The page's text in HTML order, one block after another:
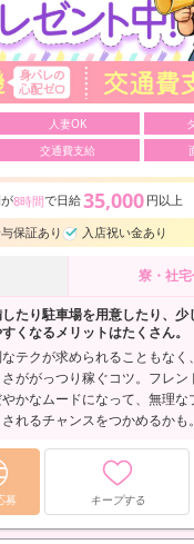
人妻OK
交通費支給
8時間で日給35,000 円以上
保証あり
入店祝い金あり
寮・社宅
たり駐車場を用意したり、少
くなるメリットはたくさん。
テクが求められることもなく
ががっつり稼ぐコツ。フレン
かなムードになって、無理な
れるチャンスをつかめるかも。
募 キープする